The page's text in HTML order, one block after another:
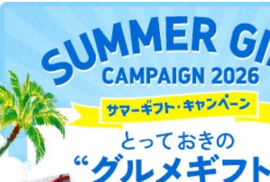
たねぽっくる（沢村一樹 絵本）
東京ニュース通信社